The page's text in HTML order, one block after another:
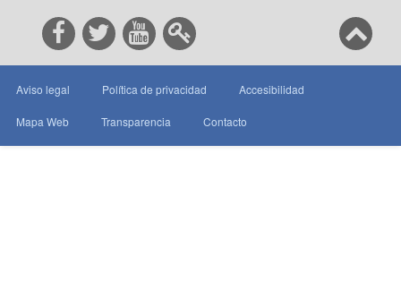
Aviso legal Política de privacidad Accesibilidad
Mapa Web Transparencia Contacto